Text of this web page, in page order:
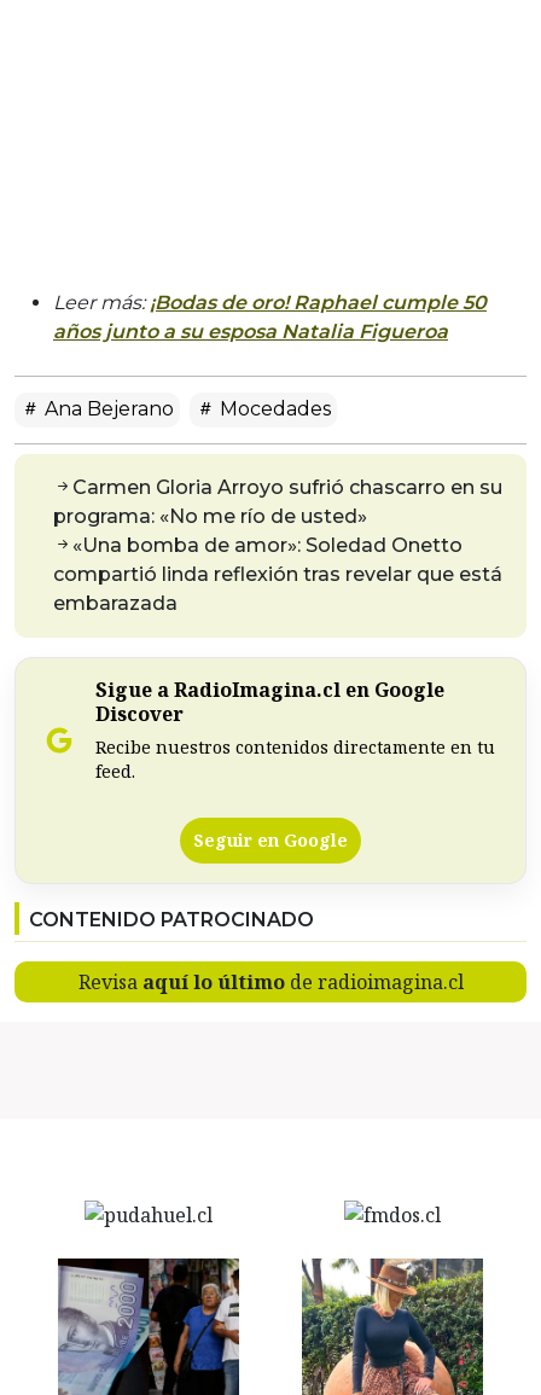
Leer más:¡Bodas de oro! Raphael cumple 50
años junto a su esposa Natalia Figueroa
Ana Bejerano Mocedades
Carmen Gloria Arroyo sufrió chascarro en su
programa: «No me río de usted»
«Una bomba de amor»: Soledad Onetto
compartió linda reflexión tras revelar que está
embarazada
Sigue a RadioImagina.cl en Google
Discover
Recibe nuestros contenidos directamente en tu
feed.
Seguir en Google
CONTENIDO PATROCINADO
Revisa aquí lo últimode radioimagina.cl